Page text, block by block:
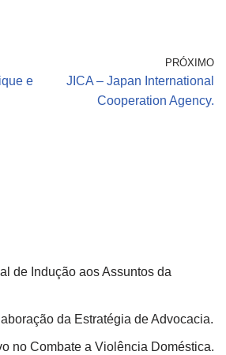
e
PRÓXIMO
JICA – Japan International
Cooperation Agency.
de Indução aos Assuntos da
da Estratégia de Advocacia.
no Combate a Violência Doméstica.